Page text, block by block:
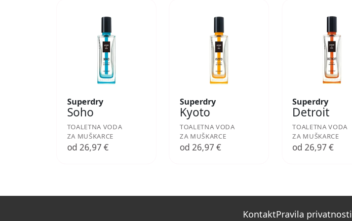
Superdry
Soho
TOALETNA VODA
ZA MUŠKARCE
od 26,97 €
Superdry
Kyoto
TOALETNA VODA
ZA MUŠKARCE
od 26,97 €
Superdry
Detroit
TOALETNA VODA
ZA MUŠKARCE
od 26,97 €
KontaktPravila privatnosti